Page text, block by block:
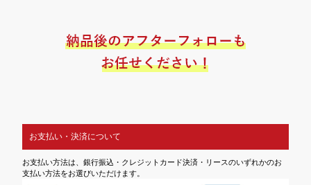
お支払い・決済について
お支払い方法は、銀行振込・クレジットカード決済・リースのいずれかのお
支払い方法をお選びいただけます。